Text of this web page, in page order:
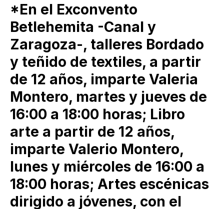
*En el Exconvento
Betlehemita -Canal y
Zaragoza-, talleres Bordado
y teñido de textiles, a partir
de 12 años, imparte Valeria
Montero, martes y jueves de
16:00 a 18:00 horas; Libro
arte a partir de 12 años,
imparte Valerio Montero,
lunes y miércoles de 16:00 a
18:00 horas; Artes escénicas
dirigido a jóvenes, con el